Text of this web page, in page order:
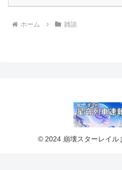
ホーム 雑談
© 2024 崩壊スターレイル